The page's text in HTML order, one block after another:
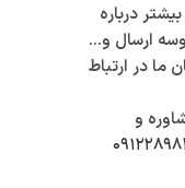
درباره
ارسال و…
ما در ارتباط
و